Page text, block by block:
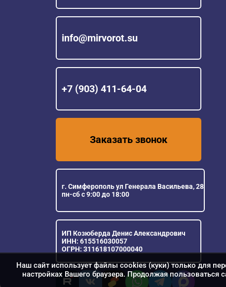
info@mirvorot.su
+7 (903) 411-64-04
Заказать звонок
г. Симферополь ул Генерала Васильева, 28
пн-сб с 9:00 до 18:00
ИП Козюберда Денис Александрович
ИНН: 615516030057
ОГРН: 311618107000040
Наш сайт использует файлы cookies (куки) только для
настройках Вашего браузера. Продолжая